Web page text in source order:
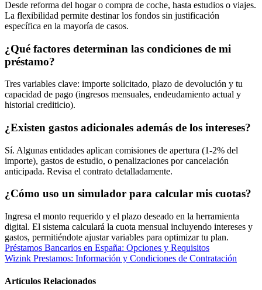
Desde reforma del hogar o compra de coche, hasta estudios o viajes.
La flexibilidad permite destinar los fondos sin justificación
específica en la mayoría de casos.
¿Qué factores determinan las condiciones de mi
préstamo?
Tres variables clave: importe solicitado, plazo de devolución y tu
capacidad de pago (ingresos mensuales, endeudamiento actual y
historial crediticio).
¿Existen gastos adicionales además de los intereses?
Sí. Algunas entidades aplican comisiones de apertura (1-2% del
importe), gastos de estudio, o penalizaciones por cancelación
anticipada. Revisa el contrato detalladamente.
¿Cómo uso un simulador para calcular mis cuotas?
Ingresa el monto requerido y el plazo deseado en la herramienta
digital. El sistema calculará la cuota mensual incluyendo intereses y
gastos, permitiéndote ajustar variables para optimizar tu plan.
Navegación
de
entradas
Préstamos Bancarios en España: Opciones y Requisitos
Wizink Prestamos: Información y Condiciones de Contratación
Artículos Relacionados